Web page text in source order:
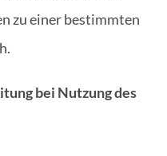
zu einer bestimmten
bei Nutzung des